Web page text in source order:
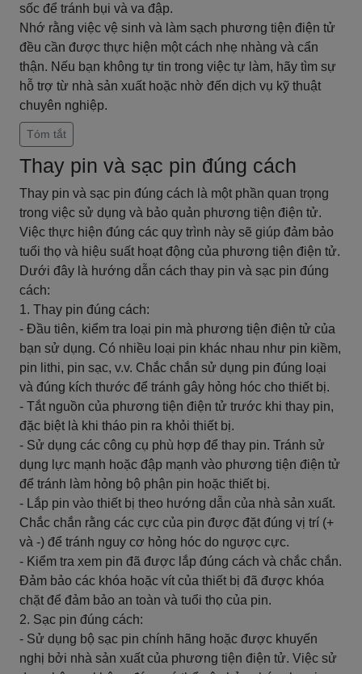
sốc để tránh bụi và va đập.
Nhớ rằng việc vệ sinh và làm sạch phương tiện điện tử
đều cần được thực hiện một cách nhẹ nhàng và cẩn
thận. Nếu bạn không tự tin trong việc tự làm, hãy tìm sự
hỗ trợ từ nhà sản xuất hoặc nhờ đến dịch vụ kỹ thuật
chuyên nghiệp.
Tóm tắt
Thay pin và sạc pin đúng cách
Thay pin và sạc pin đúng cách là một phần quan trọng
trong việc sử dụng và bảo quản phương tiện điện tử.
Việc thực hiện đúng các quy trình này sẽ giúp đảm bảo
tuổi thọ và hiệu suất hoạt động của phương tiện điện tử.
Dưới đây là hướng dẫn cách thay pin và sạc pin đúng
cách:
1. Thay pin đúng cách:
- Đầu tiên, kiểm tra loại pin mà phương tiện điện tử của
bạn sử dụng. Có nhiều loại pin khác nhau như pin kiềm,
pin lithi, pin sạc, v.v. Chắc chắn sử dụng pin đúng loại
và đúng kích thước để tránh gây hỏng hóc cho thiết bị.
- Tắt nguồn của phương tiện điện tử trước khi thay pin,
đặc biệt là khi tháo pin ra khỏi thiết bị.
- Sử dụng các công cụ phù hợp để thay pin. Tránh sử
dụng lực mạnh hoặc đập mạnh vào phương tiện điện tử
để tránh làm hỏng bộ phận pin hoặc thiết bị.
- Lắp pin vào thiết bị theo hướng dẫn của nhà sản xuất.
Chắc chắn rằng các cực của pin được đặt đúng vị trí (+
và -) để tránh nguy cơ hỏng hóc do ngược cực.
- Kiểm tra xem pin đã được lắp đúng cách và chắc chắn.
Đảm bảo các khóa hoặc vít của thiết bị đã được khóa
chặt để đảm bảo an toàn và tuổi thọ của pin.
2. Sạc pin đúng cách:
- Sử dụng bộ sạc pin chính hãng hoặc được khuyến
nghị bởi nhà sản xuất của phương tiện điện tử. Việc sử